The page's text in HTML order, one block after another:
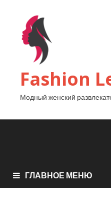
Fashion
Модный женский
ГЛАВНОЕ МЕНЮ